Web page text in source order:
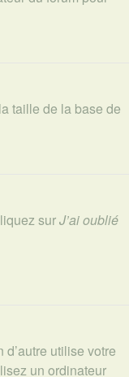
taille de la base de
surJ’ai oublié
utilise votre
un ordinateur